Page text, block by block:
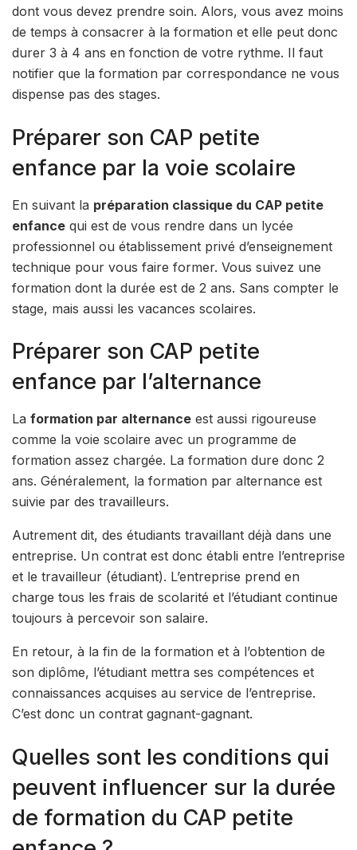
dont vous devez prendre soin. Alors, vous avez moins
de temps à consacrer à la formation et elle peut donc
durer 3 à 4 ans en fonction de votre rythme. Il faut
notifier que la formation par correspondance ne vous
dispense pas des stages.
Préparer son CAP petite
enfance par la voie scolaire
En suivant la préparation classique du CAP petite
enfance qui est de vous rendre dans un lycée
professionnel ou établissement privé d’enseignement
technique pour vous faire former. Vous suivez une
formation dont la durée est de 2 ans. Sans compter le
stage, mais aussi les vacances scolaires.
Préparer son CAP petite
enfance par l’alternance
La formation par alternance est aussi rigoureuse
comme la voie scolaire avec un programme de
formation assez chargée. La formation dure donc 2
ans. Généralement, la formation par alternance est
suivie par des travailleurs.
Autrement dit, des étudiants travaillant déjà dans une
entreprise. Un contrat est donc établi entre l’entreprise
et le travailleur (étudiant). L’entreprise prend en
charge tous les frais de scolarité et l’étudiant continue
toujours à percevoir son salaire.
En retour, à la fin de la formation et à l’obtention de
son diplôme, l’étudiant mettra ses compétences et
connaissances acquises au service de l’entreprise.
C’est donc un contrat gagnant-gagnant.
Quelles sont les conditions qui
peuvent influencer sur la durée
de formation du CAP petite